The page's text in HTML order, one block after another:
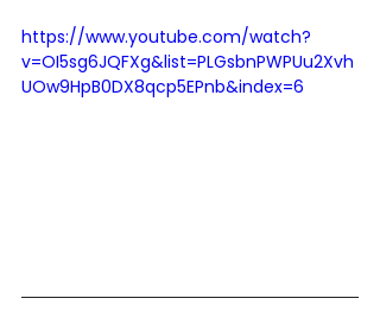
https://www.youtube.com/watch?
v=OI5sg6JQFXg&list=PLGsbnPWPUu2Xvh
UOw9HpB0DX8qcp5EPnb&index=6